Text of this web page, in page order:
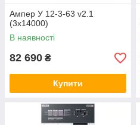
Ампер У 12-3-63 v2.1
(3х14000)
В наявності
82 690 ₴
Купити